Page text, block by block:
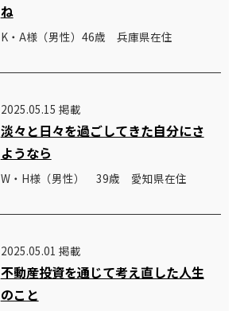
ね
K・A様（男性）46歳 兵庫県在住
2025.05.15 掲載
淡々と日々を過ごしてきた自分にさ
ようなら
W・H様（男性） 39歳 愛知県在住
2025.05.01 掲載
不動産投資を通じて考え直した人生
のこと